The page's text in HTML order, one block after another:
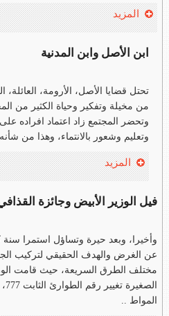
المزيد
ابن الأصل وابن المدنية
تحتل قضايا الأصل، الأرومة، العائلة،
من مخيلة وتفكير وحياة الكثير من
وتحضر المجتمع زاد اعتماد افراده
وتعليم وشعور بالانتماء، وهذا من
المزيد
فيل الوزير الأبيض وجائزة
وأخيرا، وبعد حيرة وتساؤل استمرا
عن الغرض والهدف الحقيقي لتركيب
مختلف الطرق السريعة، حيث قامت
المواط ..